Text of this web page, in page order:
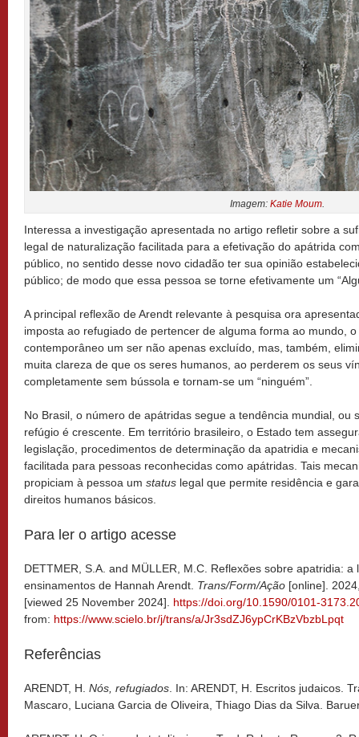
Imagem: Katie Moum.
Interessa a investigação apresentada no artigo refletir sobre a
legal de naturalização facilitada para a efetivação do apátrida
público, no sentido desse novo cidadão ter sua opinião
público; de modo que essa pessoa se torne efetivamente um
A principal reflexão de Arendt relevante à pesquisa ora
imposta ao refugiado de pertencer de alguma forma ao mundo,
contemporâneo um ser não apenas excluído, mas, também,
muita clareza de que os seres humanos, ao perderem os seus
completamente sem bússola e tornam-se um “ninguém”.
No Brasil, o número de apátridas segue a tendência mundial, ou
refúgio é crescente. Em território brasileiro, o Estado tem
legislação, procedimentos de determinação da apatridia e
facilitada para pessoas reconhecidas como apátridas. Tais
propiciam à pessoa um status legal que permite residência e
direitos humanos básicos.
Para ler o artigo acesse
DETTMER, S.A. and MÜLLER, M.C. Reflexões sobre apatridia:
ensinamentos de Hannah Arendt. Trans/Form/Ação [online].
[viewed 25 November 2024]. https://doi.org/10.1590/0101-
from: https://www.scielo.br/j/trans/a/Jr3sdZJ6ypCrKBzVbzbLpqt
Referências
ARENDT, H. Nós, refugiados . In: ARENDT, H. Escritos judaicos.
Mascaro, Luciana Garcia de Oliveira, Thiago Dias da Silva.